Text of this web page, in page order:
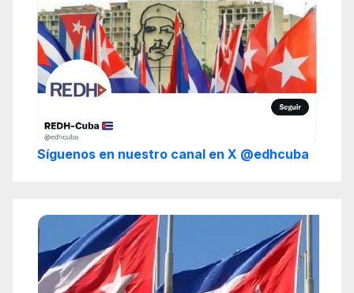
Síguenos en nuestro canal en X @edhcuba